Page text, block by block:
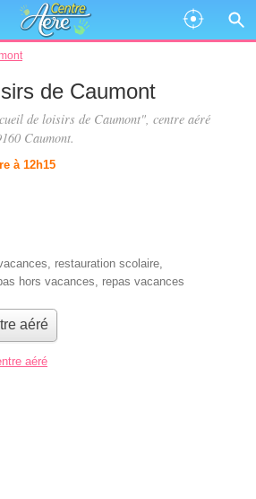
de Caumont
de loisirs de Caumont", centre aéré
Caumont.
à 12h15
, restauration scolaire,
hors vacances, repas vacances
aéré
aéré